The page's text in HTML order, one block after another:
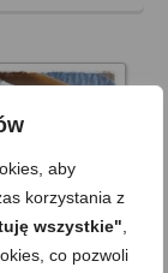
aby
korzystania z
wszystkie"
co pozwoli